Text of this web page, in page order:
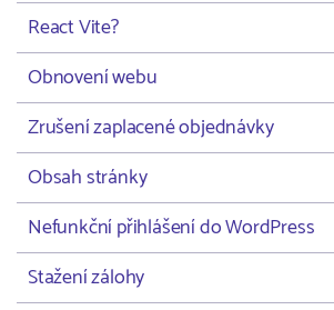
React Vite?
Obnovení webu
Zrušení zaplacené objednávky
Obsah stránky
Nefunkční přihlášení do WordPress
Stažení zálohy